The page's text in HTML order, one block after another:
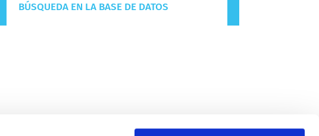
BÚSQUEDA EN LA BASE DE DATOS